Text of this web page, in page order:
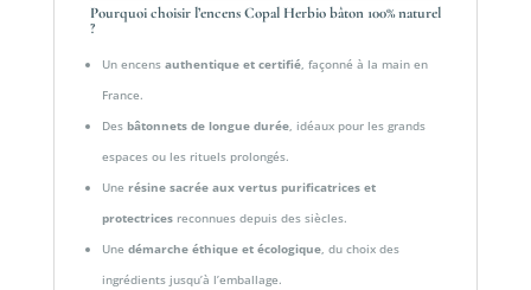
Pourquoi choisir l’encens Copal Herbio bâton 100% naturel
?
Un encens authentique et certifié, façonné à la main en
France.
Des bâtonnets de longue durée, idéaux pour les grands
espaces ou les rituels prolongés.
Une résine sacrée aux vertus purificatrices et
protectricesreconnues depuis des siècles.
Une démarche éthique et écologique, du choix des
ingrédients jusqu’à l’emballage.